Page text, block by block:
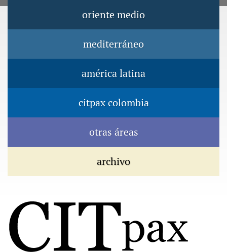
Jump to navigation
Menú principal
oriente medio
mediterráneo
américa latina
citpax colombia
otras áreas
archivo